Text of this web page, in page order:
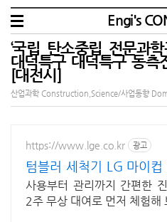
Engi's
‘국립 탄소중립 전문과
대덕특구 대덕특구 동측
[대전시]
산업과학 Construction,Science/사업동향
https://www.lge.co.kr 광고
텀블러 세척기 LG 마이컵
컵 무상대여신청
사용부터 관리까지 간편한 진
2주 무상 대여로 먼저 체험해